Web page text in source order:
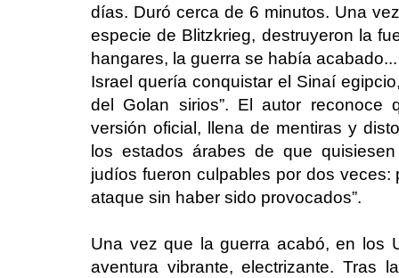
días. Duró cerca de 6 minutos. Una
especie de Blitzkrieg, destruyeron la
hangares, la guerra se había
Israel quería conquistar el Sinaí
del Golan sirios”. El autor
versión oficial, llena de mentiras y
los estados árabes de que
judíos fueron culpables por dos
ataque sin haber sido provocados”.
Una vez que la guerra acabó, en los
aventura vibrante, electrizante. Tras